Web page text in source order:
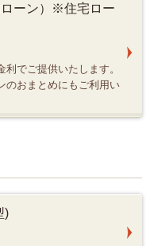
ーン）※住宅ロー
でご提供いたします。
のおまとめにもご利用い
)